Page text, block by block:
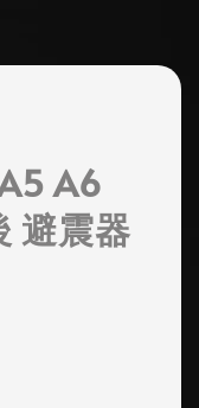
A6
避震器